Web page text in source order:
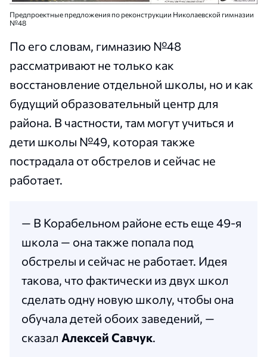
Предпроектные предложения по реконструкции Николаевской гимназии
№48
По его словам, гимназию №48
рассматривают не только как
восстановление отдельной школы, но и как
будущий образовательный центр для
района. В частности, там могут учиться и
дети школы №49, которая также
пострадала от обстрелов и сейчас не
работает.
— В Корабельном районе есть еще 49-я
школа — она также попала под
обстрелы и сейчас не работает. Идея
такова, что фактически из двух школ
сделать одну новую школу, чтобы она
обучала детей обоих заведений, —
сказал Алексей Савчук.